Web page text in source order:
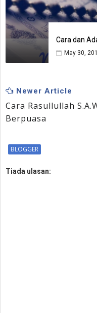
Cara dan
May 30,
Newer Article
Cara Rasullullah
Berpuasa
BLOGGER
Tiada ulasan: